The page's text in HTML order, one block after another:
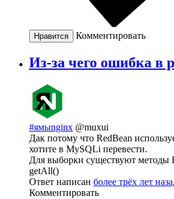
Нравится Комментировать
Из-за чего ошибка в
#ямыnginx @muxui
Дак потому что RedBean
хотите в MySQLi перевести.
Для выборки существуют методы
getAll()
Ответ написан более трёх лет
Комментировать